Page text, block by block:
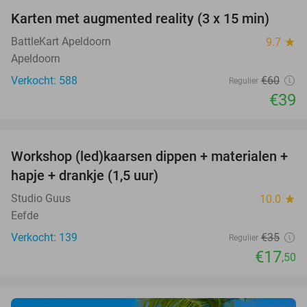
35%
Karten met augmented reality (3 x 15 min)
BattleKart Apeldoorn 9.7 star
Apeldoorn
Verkocht: 588
Regulier €60
€39
50%
Workshop (led)kaarsen dippen + materialen +
hapje + drankje (1,5 uur)
Studio Guus 10.0 star
Eefde
Verkocht: 139
Regulier €35
€17,50